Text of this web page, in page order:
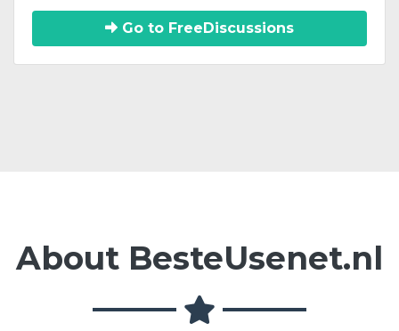
Go to FreeDiscussions
About BesteUsenet.nl